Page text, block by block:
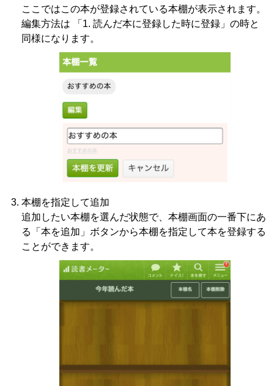
ここではこの本が登録されている本棚が表示されます。
編集方法は 「1. 読んだ本に登録した時に登録」の時と
同様になります。
本棚を指定して追加
追加したい本棚を選んだ状態で、本棚画面の一番下にあ
る「本を追加」ボタンから本棚を指定して本を登録する
ことができます。